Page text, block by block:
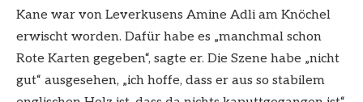
Kane war von Leverkusens Amine Adli am Knöchel
erwischt worden. Dafür habe es „manchmal schon
Rote Karten gegeben“, sagte er. Die Szene habe „nicht
gut“ ausgesehen, „ich hoffe, dass er aus so stabilem